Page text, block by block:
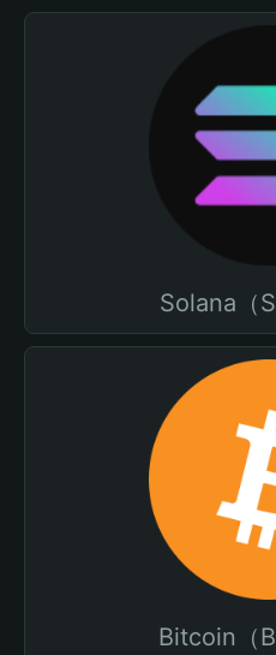
Solana（
Bitcoin（